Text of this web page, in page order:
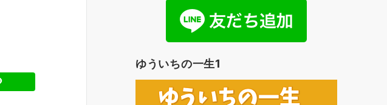
ゆういちの一生1